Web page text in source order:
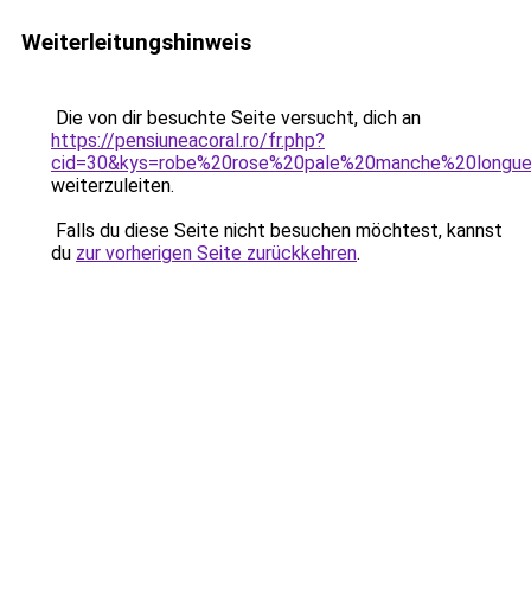
Weiterleitungshinweis
Die von dir besuchte Seite versucht, dich an
https://pensiuneacoral.ro/fr.php?
weiterzuleiten.
Falls du diese Seite nicht besuchen möchtest, kannst
du zur vorherigen Seite zurückkehren.